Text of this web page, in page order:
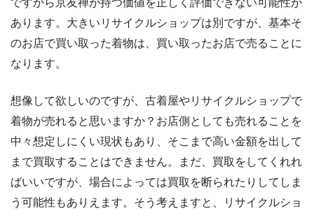
ですから京友禅が持つ価値を正しく評価できない可能性が
あります。大きいリサイクルショップは別ですが、基本そ
のお店で買い取った着物は、買い取ったお店で売ることに
なります。
想像して欲しいのですが、古着屋やリサイクルショップで
着物が売れると思いますか？お店側としても売れることを
中々想定しにくい現状もあり、そこまで高い金額を出して
まで買取することはできません。まだ、買取をしてくれれ
ばいいですが、場合によっては買取を断られたりしてしま
う可能性もありえます。そう考えますと、リサイクルショ